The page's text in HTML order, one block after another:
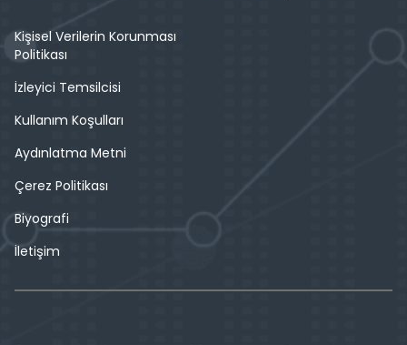
Kişisel Verilerin Korunması
Politikası
İzleyici Temsilcisi
Kullanım Koşulları
Aydınlatma Metni
Çerez Politikası
Biyografi
İletişim